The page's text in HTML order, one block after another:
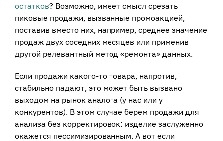
остатков? Возможно, имеет смысл срезать
пиковые продажи, вызванные промоакцией,
поставив вместо них, например, среднее значение
продаж двух соседних месяцев или применив
другой релевантный метод «ремонта» данных.
Если продажи какого-то товара, напротив,
стабильно падают, это может быть вызвано
выходом на рынок аналога (у нас или у
конкурентов). В этом случае берем продажи для
анализа без корректировок: изделие заслуженно
окажется пессимизированным. А вот если